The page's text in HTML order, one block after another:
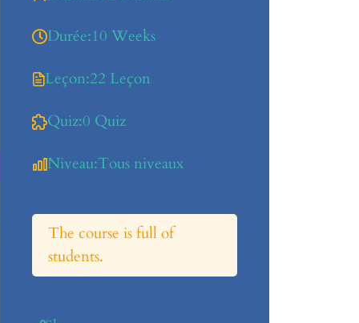
Durée:10 Weeks
Leçon:22 Leçon
Quiz:0 Quiz
Niveau:Tous niveaux
The course is full of
students.